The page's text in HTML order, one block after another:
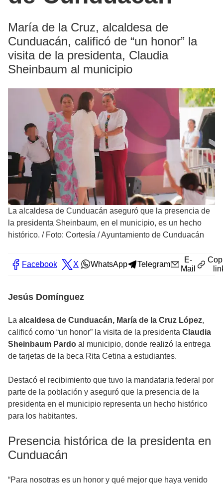
María de la Cruz, alcaldesa de
Cunduacán, calificó de “un honor” la
visita de la presidenta, Claudia
Sheinbaum al municipio
La alcaldesa de Cunduacán aseguró que la presencia de
la presidenta Sheinbaum, en el municipio, es un hecho
histórico. / Foto: Cortesía / Ayuntamiento de Cunduacán
Facebook X WhatsApp Telegram
E-
Mail
Jesús Domínguez
La alcaldesa de Cunduacán, María de la Cruz López,
calificó como “un honor” la visita de la presidenta Claudia
Sheinbaum Pardo al municipio, donde realizó la entrega
de tarjetas de la beca Rita Cetina a estudiantes.
Destacó el recibimiento que tuvo la mandataria federal por
parte de la población y aseguró que la presencia de la
presidenta en el municipio representa un hecho histórico
para los habitantes.
Presencia histórica de la presidenta en
Cunduacán
“Para nosotras es un honor y qué mejor que haya venido